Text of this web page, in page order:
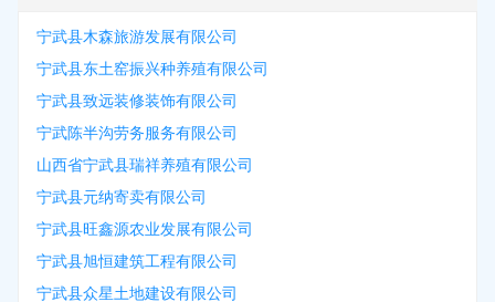
宁武县木森旅游发展有限公司
宁武县东土窑振兴种养殖有限公司
宁武县致远装修装饰有限公司
宁武陈半沟劳务服务有限公司
山西省宁武县瑞祥养殖有限公司
宁武县元纳寄卖有限公司
宁武县旺鑫源农业发展有限公司
宁武县旭恒建筑工程有限公司
宁武县众星土地建设有限公司